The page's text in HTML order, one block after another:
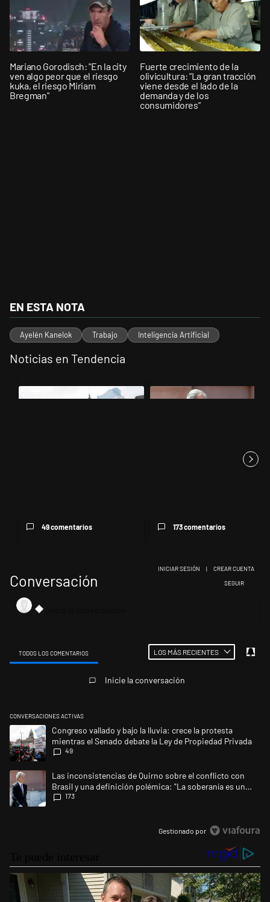
Mariano Gorodisch: "En la city
ven algo peor que el riesgo
kuka, el riesgo Miriam
Bregman"
Fuerte crecimiento de la
olivicultura: "La gran tracción
viene desde el lado de la
demanda y de los
consumidores”
EN ESTA NOTA
Ayelén Kanelok Trabajo Inteligencia Artificial
Noticias en Tendencia
Un artículo de tendencia con el título "Congreso vallado y bajo la
49 comentarios
Un artículo de tendencia con el
173 comentarios
Conversación SIGA ESTA
SEGUIR
INICIAR SESIÓN | CREAR CUENTA
TODOS LOS COMENTARIOS LOS MÁS RECIENTES
Inicie la conversación
CONVERSACIONES ACTIVAS
Este listado muestra los artículos con más comentarios en los últimos
Un artículo de tendencia con el título "Congreso vallado y bajo la
Congreso vallado y bajo la lluvia: crece la protesta
mientras el Senado debate la Ley de Propiedad Privada
49
Un artículo de tendencia con el título "Las inconsistencias de Quirno
Las inconsistencias de Quirno sobre el conflicto con
Brasil y una definición polémica: "La soberanía es un
concepto antiguo"
173
Gestionado por